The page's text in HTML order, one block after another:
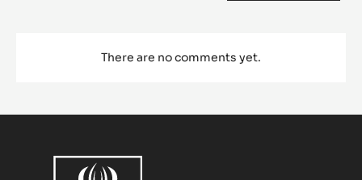
There are no comments yet.